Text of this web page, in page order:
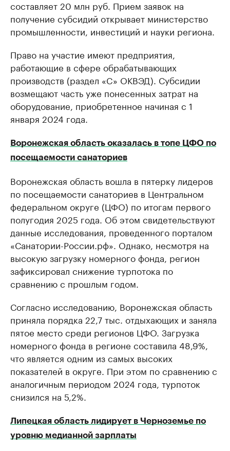
составляет 20 млн руб. Прием заявок на
получение субсидий открывает министерство
промышленности, инвестиций и науки региона.
Право на участие имеют предприятия,
работающие в сфере обрабатывающих
производств (раздел «C» ОКВЭД). Субсидии
возмещают часть уже понесенных затрат на
оборудование, приобретенное начиная с 1
января 2024 года.
Воронежская область оказалась в топе ЦФО по
посещаемости санаториев
Воронежская область вошла в пятерку лидеров
по посещаемости санаториев в Центральном
федеральном округе (ЦФО) по итогам первого
полугодия 2025 года. Об этом свидетельствуют
данные исследования, проведенного порталом
«Санатории-России.рф». Однако, несмотря на
высокую загрузку номерного фонда, регион
зафиксировал снижение турпотока по
сравнению с прошлым годом.
Согласно исследованию, Воронежская область
приняла порядка 22,7 тыс. отдыхающих и заняла
пятое место среди регионов ЦФО. Загрузка
номерного фонда в регионе составила 48,9%,
что является одним из самых высоких
показателей в округе. При этом по сравнению с
аналогичным периодом 2024 года, турпоток
снизился на 5,2%.
Липецкая область лидирует в Черноземье по
уровню медианной зарплаты